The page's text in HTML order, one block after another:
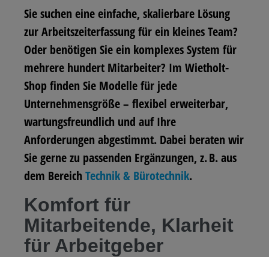
Sie suchen eine einfache, skalierbare Lösung
zur Arbeitszeiterfassung für ein kleines Team?
Oder benötigen Sie ein komplexes System für
mehrere hundert Mitarbeiter? Im Wietholt-
Shopfinden Sie Modelle für jede
Unternehmensgröße – flexibel erweiterbar,
wartungsfreundlich und auf Ihre
Anforderungen abgestimmt. Dabei beraten wir
Sie gerne zu passenden Ergänzungen, z. B. aus
dem Bereich Technik & Bürotechnik.
Komfort für
Mitarbeitende, Klarheit
für Arbeitgeber